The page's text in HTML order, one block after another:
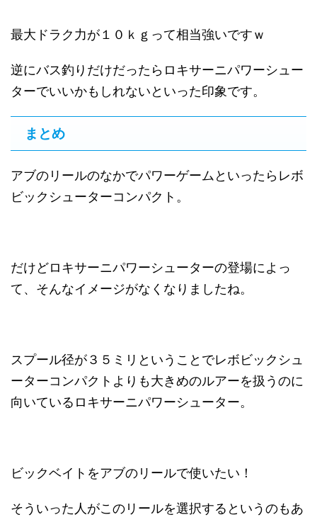
最大ドラク力が１０ｋｇって相当強いですｗ
逆にバス釣りだけだったらロキサーニパワーシュー
ターでいいかもしれないといった印象です。
まとめ
アブのリールのなかでパワーゲームといったらレボ
ビックシューターコンパクト。
だけどロキサーニパワーシューターの登場によっ
て、そんなイメージがなくなりましたね。
スプール径が３５ミリということでレボビックシュ
ーターコンパクトよりも大きめのルアーを扱うのに
向いているロキサーニパワーシューター。
ビックベイトをアブのリールで使いたい！
そういった人がこのリールを選択するというのもあ